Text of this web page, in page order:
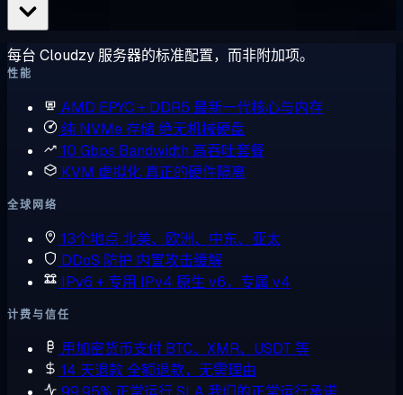
每台 Cloudzy 服务器的标准配置，而非附加项。
性能
AMD EPYC + DDR5 最新一代核心与内存
纯 NVMe 存储绝无机械硬盘
10 Gbps Bandwidth 高吞吐套餐
KVM 虚拟化 真正的硬件隔离
全球网络
13个地点 北美、欧洲、中东、亚太
DDoS 防护 内置攻击缓解
IPv6 + 专用 IPv4 原生 v6，专属 v4
计费与信任
用加密货币支付 BTC、XMR、USDT 等
14 天退款全额退款，无需理由